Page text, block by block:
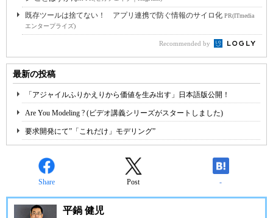
既存ツールは捨てない！ アプリ連携で防ぐ情報のサイロ化 PR(ITmedia
エンタープライズ)
Recommended by
最新の投稿
「アジャイルふりかえりから価値を生み出す」日本語版公開！
Are You Modeling ? (ビデオ講義シリーズがスタートしました)
要求開発にて”「これだけ」モデリング”
Share Post -
平鍋 健児